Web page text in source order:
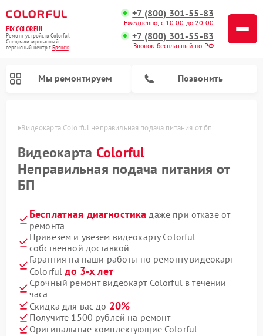
FIX-COLORFUL
Ремонт устройств Colorful
Специализированный
cервисный центр г.Брянск
+7 (800) 301-55-83
Ежедневно, с 10:00 до 20:00
+7 (800) 301-55-83
Звонок бесплатный по РФ
Мы ремонтируем Позвонить
Видеокарта Colorful неправильная подача питания от бп
Видеокарта Colorful
Неправильная подача питания от
БП
Бесплатная диагностика даже при отказе от
ремонта
Привезем и увезем видеокарту Colorful
собственной доставкой
Гарантия на наши работы по ремонту видеокарт
Colorfulдо 3-х лет
Срочный ремонт видеокарт Colorful в течении
часа
Скидка для вас до 20%
Получите 1500 рублей на ремонт
Оригинальные комплектующие Colorful